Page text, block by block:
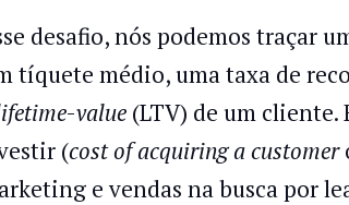
desafio, nós podemos traçar
tíquete médio, uma taxa de
-value(LTV) de um cliente.
(cost of acquiring a customer
e vendas na busca por